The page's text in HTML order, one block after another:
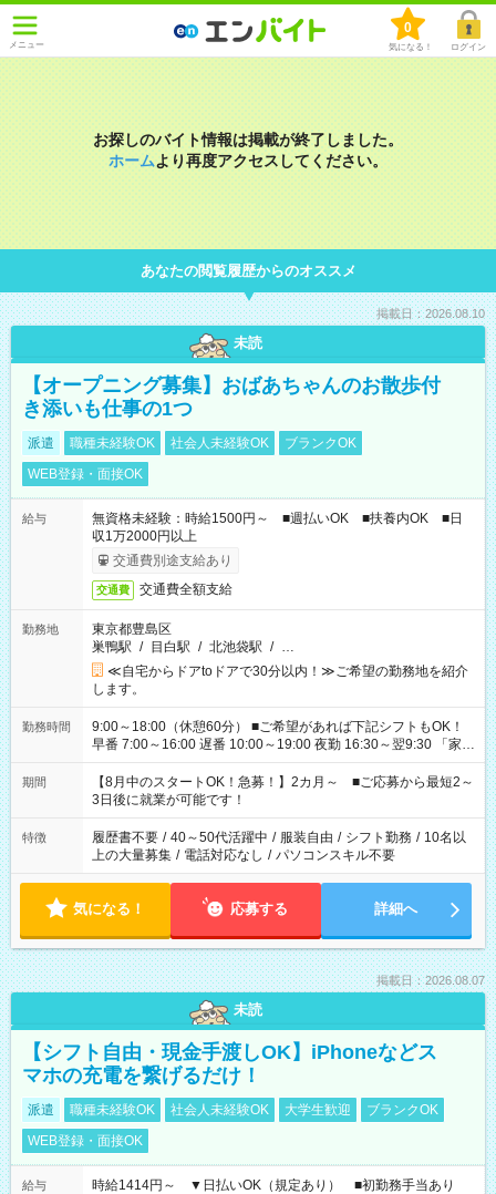
メニュー
0
気になる！ ログイン
お探しのバイト情報は掲載が終了しました。
ホームより再度アクセスしてください。
あなたの閲覧履歴からのオススメ
掲載日：2026.08.10
未読
【オープニング募集】おばあちゃんのお散歩付
き添いも仕事の1つ
派遣 職種未経験OK 社会人未経験OK
ブランクOK
WEB登録・面接OK
給与
無資格未経験：時給1500円～ ■週払いOK ■扶養内OK ■日
収1万2000円以上
交通費別途支給あり
交通費 交通費全額支給
勤務地
東京都豊島区
巣鴨駅 / 目白駅 / 北池袋駅 / …
≪自宅からドアtoドアで30分以内！≫ご希望の勤務地を紹介
します。
勤務時間
9:00～18:00（休憩60分） ■ご希望があれば下記シフトもOK！
早番 7:00～16:00 遅番 10:00～19:00 夜勤 16:30～翌9:30 「家族
と休みを合わせたい」 「余裕を持って夕飯の準備がしたい」
「できれば残業はしたくない」 など、ご希望を教えてください
ね。 ※Wワーク希望の方へ 今ご覧のお仕事で希望する勤務時間
と、もう1つのお仕事の勤務時間。 合計で週40時間を超える場
合は応募できません。
期間
【8月中のスタートOK！急募！】2カ月～ ■ご応募から最短2～
3日後に就業が可能です！
特徴 履歴書不要 / 40～50代活躍中 / 服装自由 / シフト勤務 / 10名以
上の大量募集 / 電話対応なし / パソコンスキル不要
気になる！ 応募する 詳細へ
掲載日：2026.08.07
未読
【シフト自由・現金手渡しOK】iPhoneなどス
マホの充電を繋げるだけ！
派遣 職種未経験OK 社会人未経験OK 大学生歓迎
ブランクOK
WEB登録・面接OK
給与
時給1414円～ ▼日払いOK（規定あり） ■初勤務手当あり